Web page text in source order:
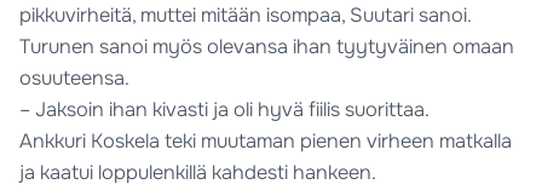
pikkuvirheitä, muttei mitään isompaa, Suutari sanoi.
Turunen sanoi myös olevansa ihan tyytyväinen omaan
osuuteensa.
– Jaksoin ihan kivasti ja oli hyvä fiilis suorittaa.
Ankkuri Koskela teki muutaman pienen virheen matkalla
ja kaatui loppulenkillä kahdesti hankeen.